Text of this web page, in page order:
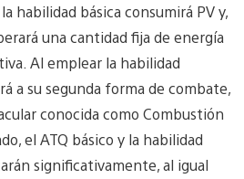
habilidad básica consumirá PV y,
una cantidad fija de energía
Al emplear la habilidad
a su segunda forma de combate,
conocida como Combustión
el ATQ básico y la habilidad
significativamente, al igual